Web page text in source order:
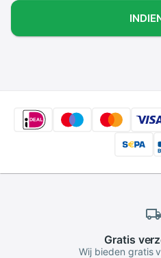
Gratis
Wij bieden gratis